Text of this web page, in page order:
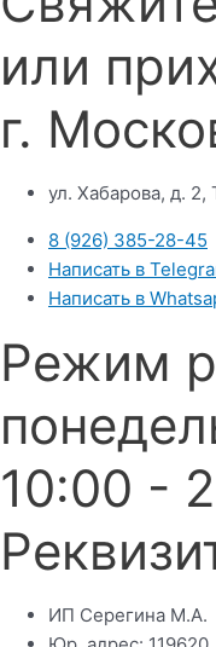
или
г.
ул. Хабарова, д. 2,
8 (926) 385-28-45
Написать в
Написать в
Режим
10:00 -
ИП Серегина М.А.